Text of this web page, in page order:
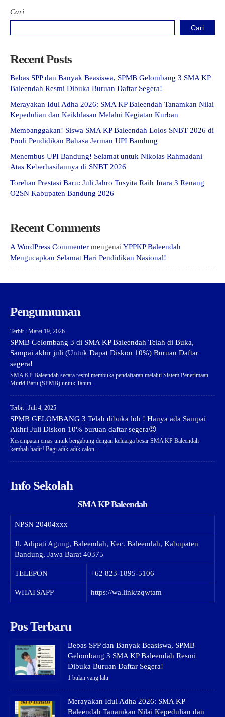
Cari
Cari
Recent Posts
Bebas SPP dan Banyak Beasiswa, SPMB Gelombang 3 SMA KP
Baleendah Resmi Dibuka Buruan Daftar Segera!
Merayakan Idul Adha 2026: SMA KP Baleendah Tanamkan Nilai
Kepedulian dan Keikhlasan Melalui Kegiatan Kurban
Membanggakan! Siswa SMA KP Baleendah Lolos SNBT 2026 di
Prodi Pendidikan Bahasa Jerman UPI Bandung
Menembus UPI Bandung! Selamat untuk Nikolas Rahmadani
Atas Keberhasilannya di SNBT 2026
Torehan Prestasi Baru: Juli Jahro Tusyita Raih Juara 3 Renang
O2SN Kabupaten Bandung 2026
Recent Comments
A WordPress Commenter mengenai YPPKP Baleendah
Mengucapkan Selamat Hari Pendidikan Nasional!
Pengumuman
Terbit : Maret 19, 2026
SPMB Gelombang 3 di SMA KP Baleendah Telah di Buka,
Sampai akhir juli (Untuk Dapat Diskon 10%) Buruan Daftar
segera!
SMA KP Baleendah secara resmi membuka pendaftaran melalui Sistem Penerimaan
Murid Baru (SPMB) untuk Tahun..
Terbit : Juli 4, 2025
SPMB GELOMBANG 3 Telah dibuka loh ! Hanya ada Sampai
Akhri Juli Diskon 10% buruan daftar segera😍
Kesempatan emas untuk bergabung dengan keluarga besar SMA KP Baleendah
kembali hadir! Bagi adik-adik calon..
Info Sekolah
SMA KP Baleendah
NPSN 20404xxx
Jl. Adipati Agung, Baleendah, Kec. Baleendah, Kabupaten
Bandung, Jawa Barat 40375
TELEPON +62 823-1895-5106
WHATSAPP https://wa.link/zqwtam
Pos Terbaru
Bebas SPP dan Banyak Beasiswa, SPMB
Gelombang 3 SMA KP Baleendah Resmi
Dibuka Buruan Daftar Segera!
1 bulan yang lalu
Merayakan Idul Adha 2026: SMA KP
Baleendah Tanamkan Nilai Kepedulian dan